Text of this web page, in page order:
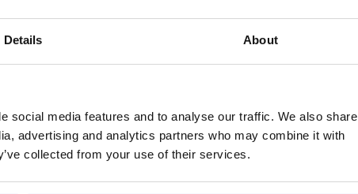
Details About
social media features and to analyse our traffic. We also share
advertising and analytics partners who may combine it with
collected from your use of their services.